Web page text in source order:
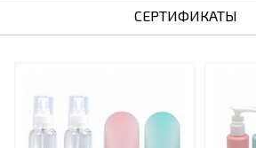
СЕРТИФИКАТЫ